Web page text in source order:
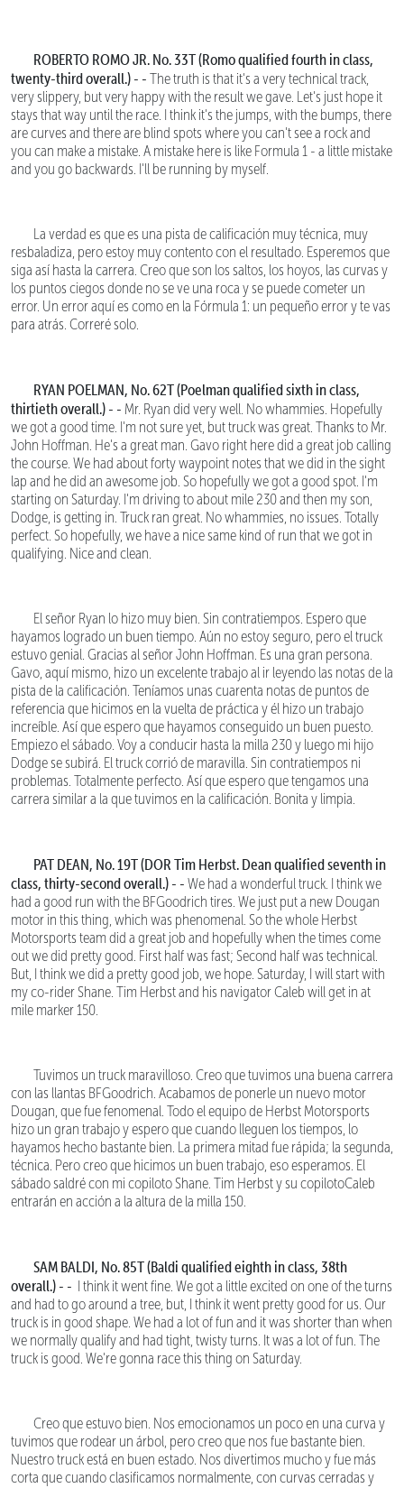
ROBERTO ROMO JR. No. 33T (Romo qualified fourth in class,
twenty-third overall.) - - The truth is that it's a very technical track,
very slippery, but very happy with the result we gave. Let's just hope it
stays that way until the race. I think it's the jumps, with the bumps, there
are curves and there are blind spots where you can't see a rock and
you can make a mistake. A mistake here is like Formula 1 - a little mistake
and you go backwards. I'll be running by myself.
La verdad es que es una pista de calificación muy técnica, muy
resbaladiza, pero estoy muy contento con el resultado. Esperemos que
siga así hasta la carrera. Creo que son los saltos, los hoyos, las curvas y
los puntos ciegos donde no se ve una roca y se puede cometer un
error. Un error aquí es como en la Fórmula 1: un pequeño error y te vas
para atrás. Correré solo.
RYAN POELMAN, No. 62T (Poelman qualified sixth in class,
thirtieth overall.) - - Mr. Ryan did very well. No whammies. Hopefully
we got a good time. I'm not sure yet, but truck was great. Thanks to Mr.
John Hoffman. He's a great man. Gavo right here did a great job calling
the course. We had about forty waypoint notes that we did in the sight
lap and he did an awesome job. So hopefully we got a good spot. I'm
starting on Saturday. I'm driving to about mile 230 and then my son,
Dodge, is getting in. Truck ran great. No whammies, no issues. Totally
perfect. So hopefully, we have a nice same kind of run that we got in
qualifying. Nice and clean.
El señor Ryan lo hizo muy bien. Sin contratiempos. Espero que
hayamos logrado un buen tiempo. Aún no estoy seguro, pero el truck
estuvo genial. Gracias al señor John Hoffman. Es una gran persona.
Gavo, aquí mismo, hizo un excelente trabajo al ir leyendo las notas de la
pista de la calificación. Teníamos unas cuarenta notas de puntos de
referencia que hicimos en la vuelta de práctica y él hizo un trabajo
increíble. Así que espero que hayamos conseguido un buen puesto.
Empiezo el sábado. Voy a conducir hasta la milla 230 y luego mi hijo
Dodge se subirá. El truck corrió de maravilla. Sin contratiempos ni
problemas. Totalmente perfecto. Así que espero que tengamos una
carrera similar a la que tuvimos en la calificación. Bonita y limpia.
PAT DEAN, No. 19T (DOR Tim Herbst. Dean qualified seventh in
class, thirty-second overall.) - - We had a wonderful truck. I think we
had a good run with the BFGoodrich tires. We just put a new Dougan
motor in this thing, which was phenomenal. So the whole Herbst
Motorsports team did a great job and hopefully when the times come
out we did pretty good. First half was fast; Second half was technical.
But, I think we did a pretty good job, we hope. Saturday, I will start with
my co-rider Shane. Tim Herbst and his navigator Caleb will get in at
mile marker 150.
Tuvimos un truck maravilloso. Creo que tuvimos una buena carrera
con las llantas BFGoodrich. Acabamos de ponerle un nuevo motor
Dougan, que fue fenomenal. Todo el equipo de Herbst Motorsports
hizo un gran trabajo y espero que cuando lleguen los tiempos, lo
hayamos hecho bastante bien. La primera mitad fue rápida; la segunda,
técnica. Pero creo que hicimos un buen trabajo, eso esperamos. El
sábado saldré con mi copiloto Shane. Tim Herbst y su copilotoCaleb
entrarán en acción a la altura de la milla 150.
SAM BALDI, No. 85T (Baldi qualified eighth in class, 38th
overall.) - - I think it went fine. We got a little excited on one of the turns
and had to go around a tree, but, I think it went pretty good for us. Our
truck is in good shape. We had a lot of fun and it was shorter than when
we normally qualify and had tight, twisty turns. It was a lot of fun. The
truck is good. We're gonna race this thing on Saturday.
Creo que estuvo bien. Nos emocionamos un poco en una curva y
tuvimos que rodear un árbol, pero creo que nos fue bastante bien.
Nuestro truck está en buen estado. Nos divertimos mucho y fue más
corta que cuando clasificamos normalmente, con curvas cerradas y